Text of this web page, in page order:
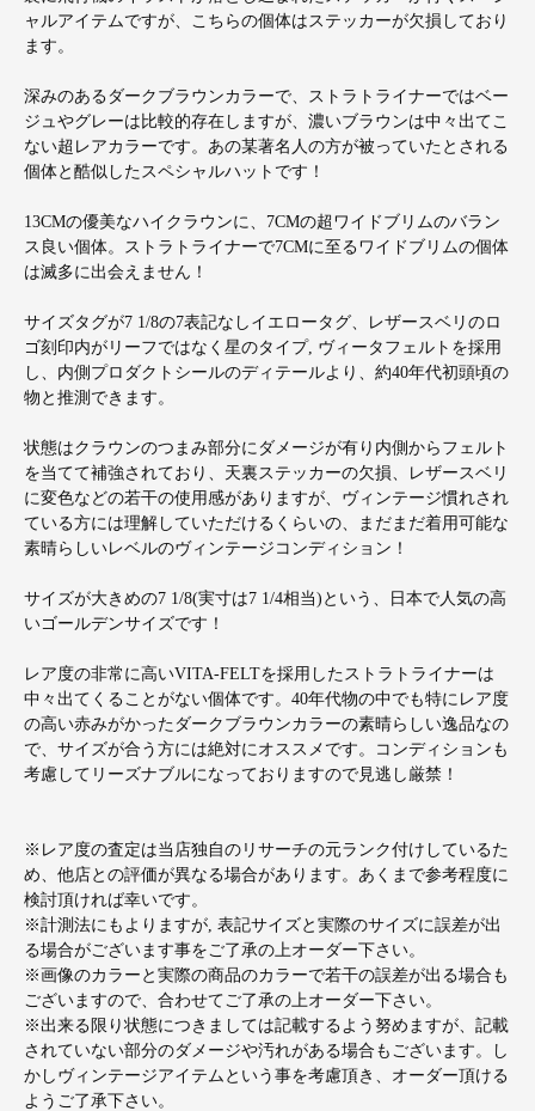
ャルアイテムですが、こちらの個体はステッカーが欠損しており
ます。
深みのあるダークブラウンカラーで、ストラトライナーではベー
ジュやグレーは比較的存在しますが、濃いブラウンは中々出てこ
ない超レアカラーです。あの某著名人の方が被っていたとされる
個体と酷似したスペシャルハットです！
13CMの優美なハイクラウンに、7CMの超ワイドブリムのバラン
ス良い個体。ストラトライナーで7CMに至るワイドブリムの個体
は滅多に出会えません！
サイズタグが7 1/8の7表記なしイエロータグ、レザースベリのロ
ゴ刻印内がリーフではなく星のタイプ, ヴィータフェルトを採用
し、内側プロダクトシールのディテールより、約40年代初頭頃の
物と推測できます。
状態はクラウンのつまみ部分にダメージが有り内側からフェルト
を当てて補強されており、天裏ステッカーの欠損、レザースベリ
に変色などの若干の使用感がありますが、ヴィンテージ慣れされ
ている方には理解していただけるくらいの、まだまだ着用可能な
素晴らしいレベルのヴィンテージコンディション！
サイズが大きめの7 1/8(実寸は7 1/4相当)という、日本で人気の高
いゴールデンサイズです！
レア度の非常に高いVITA-FELTを採用したストラトライナーは
中々出てくることがない個体です。40年代物の中でも特にレア度
の高い赤みがかったダークブラウンカラーの素晴らしい逸品なの
で、サイズが合う方には絶対にオススメです。コンディションも
考慮してリーズナブルになっておりますので見逃し厳禁！
※レア度の査定は当店独自のリサーチの元ランク付けしているた
め、他店との評価が異なる場合があります。あくまで参考程度に
検討頂ければ幸いです。
※計測法にもよりますが, 表記サイズと実際のサイズに誤差が出
る場合がございます事をご了承の上オーダー下さい。
※画像のカラーと実際の商品のカラーで若干の誤差が出る場合も
ございますので、合わせてご了承の上オーダー下さい。
※出来る限り状態につきましては記載するよう努めますが、記載
されていない部分のダメージや汚れがある場合もございます。し
かしヴィンテージアイテムという事を考慮頂き、オーダー頂ける
ようご了承下さい。